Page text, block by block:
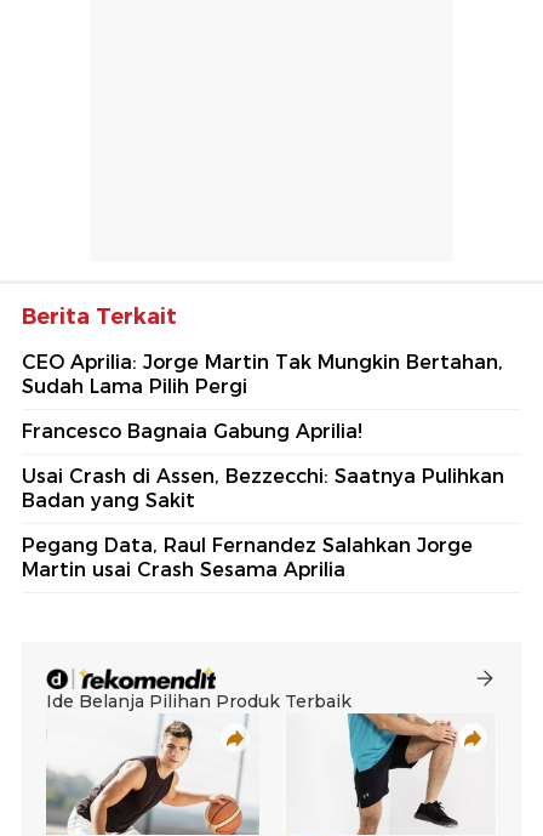
Berita Terkait
CEO Aprilia: Jorge Martin Tak Mungkin Bertahan,
Sudah Lama Pilih Pergi
Francesco Bagnaia Gabung Aprilia!
Usai Crash di Assen, Bezzecchi: Saatnya Pulihkan
Badan yang Sakit
Pegang Data, Raul Fernandez Salahkan Jorge
Martin usai Crash Sesama Aprilia